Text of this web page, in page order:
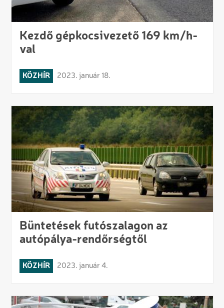
Kezdő gépkocsivezető 169 km/h-
val
KÖZHÍR 2023. január 18.
Büntetések futószalagon az
autópálya-rendőrségtől
KÖZHÍR 2023. január 4.